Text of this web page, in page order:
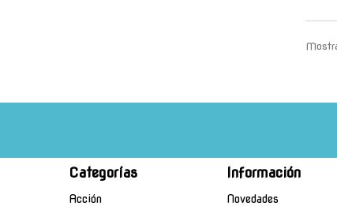
Categorías
Acción
Información
Novedades